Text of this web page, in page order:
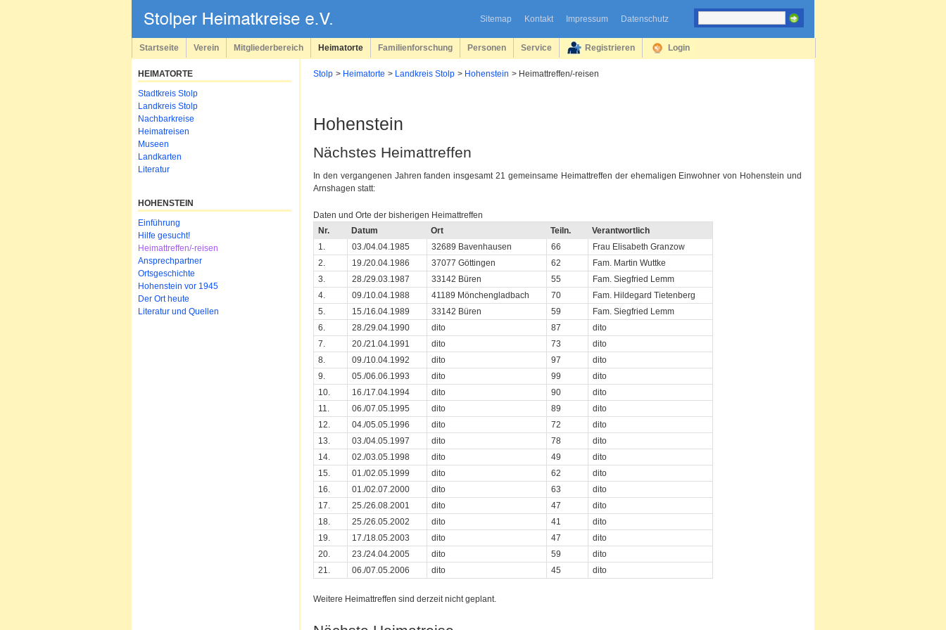
Sitemap Kontakt Impressum Datenschutz
überspringen
Startseite Verein Mitgliederbereich Heimatorte Familienforschung Personen Service Registrieren Login
Stolp Heimatorte Landkreis Stolp Hohenstein Heimattreffen/-reisen
Hohenstein
Nächstes Heimattreffen
In den vergangenen Jahren fanden insgesamt 21 gemeinsame Heimattreffen der ehemaligen Einwohner von Hohenstein und
Arnshagen statt:
Daten und Orte der bisherigen Heimattreffen
Nr.
Datum Ort Teiln.
Verantwortlich
1.
03./04.04.1985 32689 Bavenhausen 66
Frau Elisabeth Granzow
2.
19./20.04.1986 37077 Göttingen 62
Fam. Martin Wuttke
3.
28./29.03.1987 33142 Büren 55
Fam. Siegfried Lemm
4.
09./10.04.1988 41189 Mönchengladbach 70
Fam. Hildegard Tietenberg
5.
15./16.04.1989 33142 Büren 59
Fam. Siegfried Lemm
6.
28./29.04.1990 dito 87
dito
7.
20./21.04.1991 dito 73
dito
8.
09./10.04.1992 dito 97
dito
9.
05./06.06.1993 dito 99
dito
10.
16./17.04.1994 dito 90
dito
11.
06./07.05.1995 dito 89
dito
12.
04./05.05.1996 dito 72
dito
13.
03./04.05.1997 dito 78
dito
14.
02./03.05.1998 dito 49
dito
15.
01./02.05.1999 dito 62
dito
16.
01./02.07.2000 dito 63
dito
17.
25./26.08.2001 dito 47
dito
18.
25./26.05.2002 dito 41
dito
19.
17./18.05.2003 dito 47
dito
20.
23./24.04.2005 dito 59
dito
21.
06./07.05.2006 dito 45 dito
Weitere Heimattreffen sind derzeit nicht geplant.
HEIMATORTE
Navigation
überspringen
Stadtkreis Stolp
Landkreis Stolp
Nachbarkreise
Heimatreisen
Museen
Landkarten
Literatur
HOHENSTEIN
Navigation
überspringen
Einführung
Hilfe gesucht!
Heimattreffen/-reisen
Ansprechpartner
Ortsgeschichte
Hohenstein vor 1945
Der Ort heute
Literatur und Quellen